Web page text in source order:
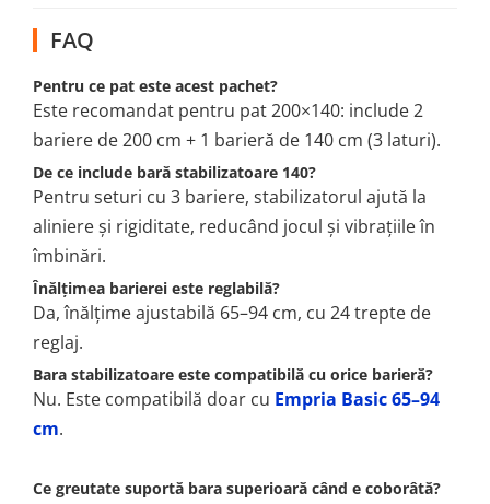
FAQ
Pentru ce pat este acest pachet?
Este recomandat pentru pat 200×140: include 2
bariere de 200 cm + 1 barieră de 140 cm (3 laturi).
De ce include bară stabilizatoare 140?
Pentru seturi cu 3 bariere, stabilizatorul ajută la
aliniere și rigiditate, reducând jocul și vibrațiile în
îmbinări.
Înălțimea barierei este reglabilă?
Da, înălțime ajustabilă 65–94 cm, cu 24 trepte de
reglaj.
Bara stabilizatoare este compatibilă cu orice barieră?
Nu. Este compatibilă doar cu Empria Basic 65–94
cm.
Ce greutate suportă bara superioară când e coborâtă?